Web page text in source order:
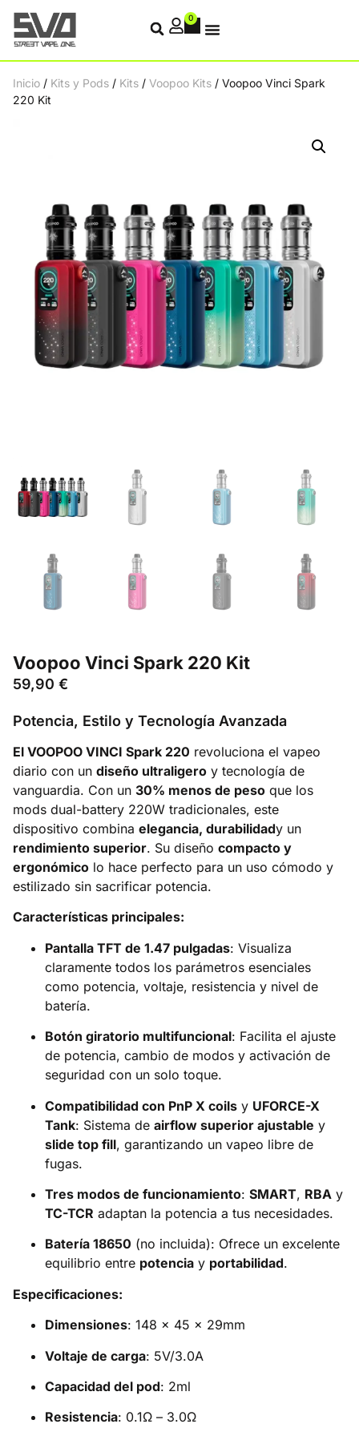
0
Inicio / Kits y Pods / Kits / Voopoo Kits / Voopoo Vinci Spark
220 Kit
Voopoo Vinci Spark 220 Kit
59,90 €
Potencia, Estilo y Tecnología Avanzada
El VOOPOO VINCI Spark 220 revoluciona el vapeo
diario con un diseño ultraligero y tecnología de
vanguardia. Con un 30% menos de peso que los
mods dual-battery 220W tradicionales, este
dispositivo combina elegancia, durabilidady un
rendimiento superior. Su diseño compacto y
ergonómico lo hace perfecto para un uso cómodo y
estilizado sin sacrificar potencia.
Características principales:
Pantalla TFT de 1.47 pulgadas: Visualiza
claramente todos los parámetros esenciales
como potencia, voltaje, resistencia y nivel de
batería.
Botón giratorio multifuncional: Facilita el ajuste
de potencia, cambio de modos y activación de
seguridad con un solo toque.
Compatibilidad con PnP X coils y UFORCE-X
Tank: Sistema de airflow superior ajustable y
slide top fill, garantizando un vapeo libre de
fugas.
Tres modos de funcionamiento: SMART, RBA y
TC-TCR adaptan la potencia a tus necesidades.
Batería 18650 (no incluida): Ofrece un excelente
equilibrio entre potencia y portabilidad.
Especificaciones:
Dimensiones: 148 x 45 x 29mm
Voltaje de carga: 5V/3.0A
Capacidad del pod: 2ml
Resistencia: 0.1Ω – 3.0Ω